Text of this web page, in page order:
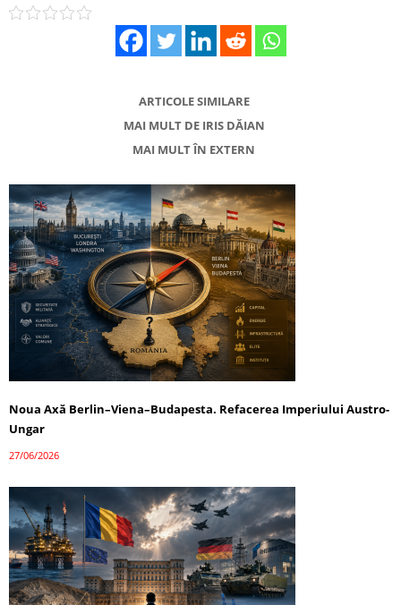
ARTICOLE SIMILARE
MAI MULT DE IRIS DĂIAN
MAI MULT ÎN EXTERN
Noua Axă Berlin–Viena–Budapesta. Refacerea Imperiului Austro-
Ungar
27/06/2026